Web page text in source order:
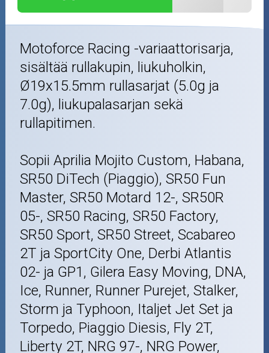
Motoforce Racing -variaattorisarja,
sisältää rullakupin, liukuholkin,
Ø19x15.5mm rullasarjat (5.0g ja
7.0g), liukupalasarjan sekä
rullapitimen.
Sopii Aprilia Mojito Custom, Habana,
SR50 DiTech (Piaggio), SR50 Fun
Master, SR50 Motard 12-, SR50R
05-, SR50 Racing, SR50 Factory,
SR50 Sport, SR50 Street, Scabareo
2T ja SportCity One, Derbi Atlantis
02- ja GP1, Gilera Easy Moving, DNA,
Ice, Runner, Runner Purejet, Stalker,
Storm ja Typhoon, Italjet Jet Set ja
Torpedo, Piaggio Diesis, Fly 2T,
Liberty 2T, NRG 97-, NRG Power,